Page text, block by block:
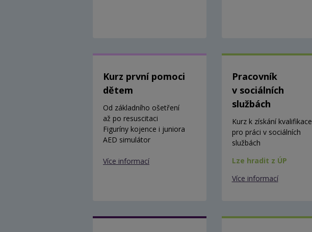
Kurz první pomoci
dětem
Od základního ošetření
až po resuscitaci
Figuríny kojence i juniora
AED simulátor
Více informací
Pracovník
v sociálních
službách
Kurz k získání kvalifikace
pro práci v sociálních
službách
Lze hradit z ÚP
Více informací